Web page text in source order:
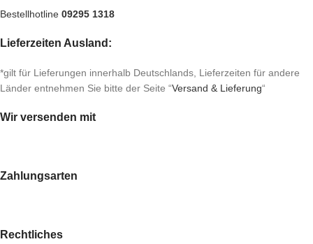
Bestellhotline 09295 1318
Lieferzeiten Ausland:
*gilt für Lieferungen innerhalb Deutschlands, Lieferzeiten für andere
Länder entnehmen Sie bitte der Seite “Versand & Lieferung“
Wir versenden mit
Zahlungsarten
Rechtliches